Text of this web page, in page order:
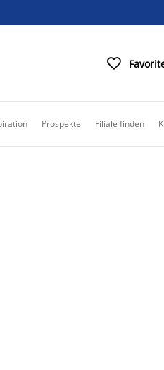

Prospekte Filiale finden